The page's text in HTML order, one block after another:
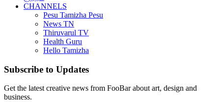
CHANNELS
Pesu Tamizha Pesu
News TN
Thiruvarul TV
Health Guru
Hello Tamizha
Subscribe to Updates
Get the latest creative news from FooBar about art, design and
business.